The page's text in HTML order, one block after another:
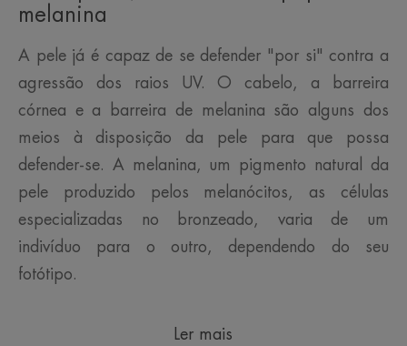
melanina
A pele já é capaz de se defender "por si" contra a
agressão dos raios UV. O cabelo, a barreira
córnea e a barreira de melanina são alguns dos
meios à disposição da pele para que possa
defender-se. A melanina, um pigmento natural da
pele produzido pelos melanócitos, as células
especializadas no bronzeado, varia de um
indivíduo para o outro, dependendo do seu
fotótipo.
Ler mais